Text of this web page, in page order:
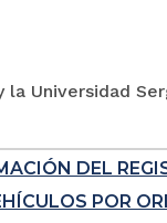
la Universidad
DEL
POR